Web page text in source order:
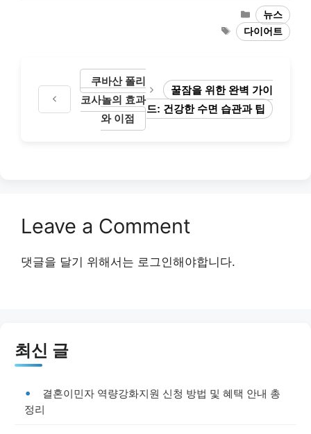
Categories
뉴스
Tags다이어트
쿠바산 폴리
코사놀의 효과
와 이점
꿀잠을 위한 완벽 가이
드: 건강한 수면 습관과 팁
Leave a Comment
댓글을 달기 위해서는 로그인해야합니다.
최신 글
결혼이민자 역량강화지원 신청 방법 및 혜택 안내 총
정리